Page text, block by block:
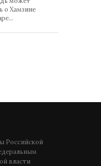
о Хамзине
Российской
власти